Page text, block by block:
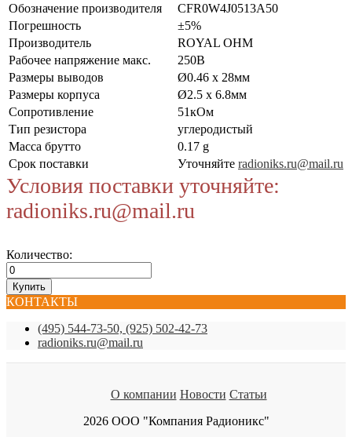
Обозначение производителя
CFR0W4J0513A50
Погрешность
±5%
Производитель
ROYAL OHM
Рабочее напряжение макс.
250В
Размеры выводов
Ø0.46 x 28мм
Размеры корпуса
Ø2.5 x 6.8мм
Сопротивление
51кОм
Тип резистора
углеродистый
Масса брутто
0.17 g
Срок поставки
Уточняйте radioniks.ru@mail.ru
Условия поставки уточняйте:
radioniks.ru@mail.ru
Количество:
КОНТАКТЫ
(495) 544-73-50, (925) 502-42-73
radioniks.ru@mail.ru
О компании Новости Статьи
2026 ООО "Компания Радионикс"